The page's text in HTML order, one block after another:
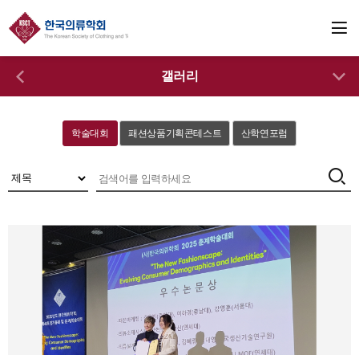
갤러리
학술대회 패션상품기획콘테스트 산학연포럼